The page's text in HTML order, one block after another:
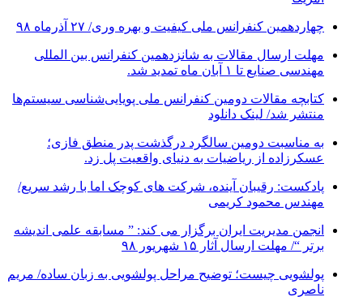
چهاردهمین کنفرانس ملی کیفیت و بهره وری/ ۲۷ آذرماه ۹۸
مهلت ارسال مقالات به شانزدهمین کنفرانس بین المللی
مهندسی صنایع تا ۱ آبان ماه تمدید شد.
کتابچه مقالات دومین کنفرانس ملی پویایی‌شناسی سیستم‌ها
منتشر شد/ لینک دانلود
به مناسبت دومین سالگرد درگذشت پدر منطق فازی؛
عسکرزاده از ریاضیات به دنیای واقعیت پل زد.
پادکست: رقیبان آینده، شرکت های کوچک اما با رشد سریع/
مهندس محمود کریمی
انجمن مدیریت ایران برگزار می کند: ” مسابقه علمی اندیشه
برتر “/ مهلت ارسال آثار ۱۵ شهریور ۹۸
پولشویی چیست؛ توضیح مراحل پولشویی به زبان ساده/ مریم
ناصری